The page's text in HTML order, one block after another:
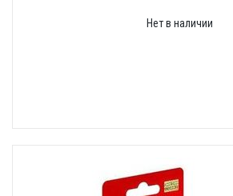
Нет в наличии